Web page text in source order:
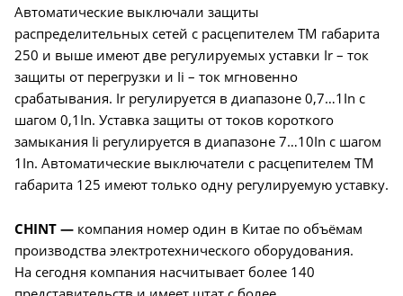
Автоматические выключали защиты
распределительных сетей с расцепителем TM габарита
250 и выше имеют две регулируемых уставки Ir – ток
защиты от перегрузки и Ii – ток мгновенно
срабатывания. Ir регулируется в диапазоне 0,7…1In с
шагом 0,1In. Уставка защиты от токов короткого
замыкания Ii регулируется в диапазоне 7…10In с шагом
1In. Автоматические выключатели c расцепителем TM
габарита 125 имеют только одну регулируемую уставку.
CHINT — компания номер один в Китае по объёмам
производства электротехнического оборудования.
На сегодня компания насчитывает более 140